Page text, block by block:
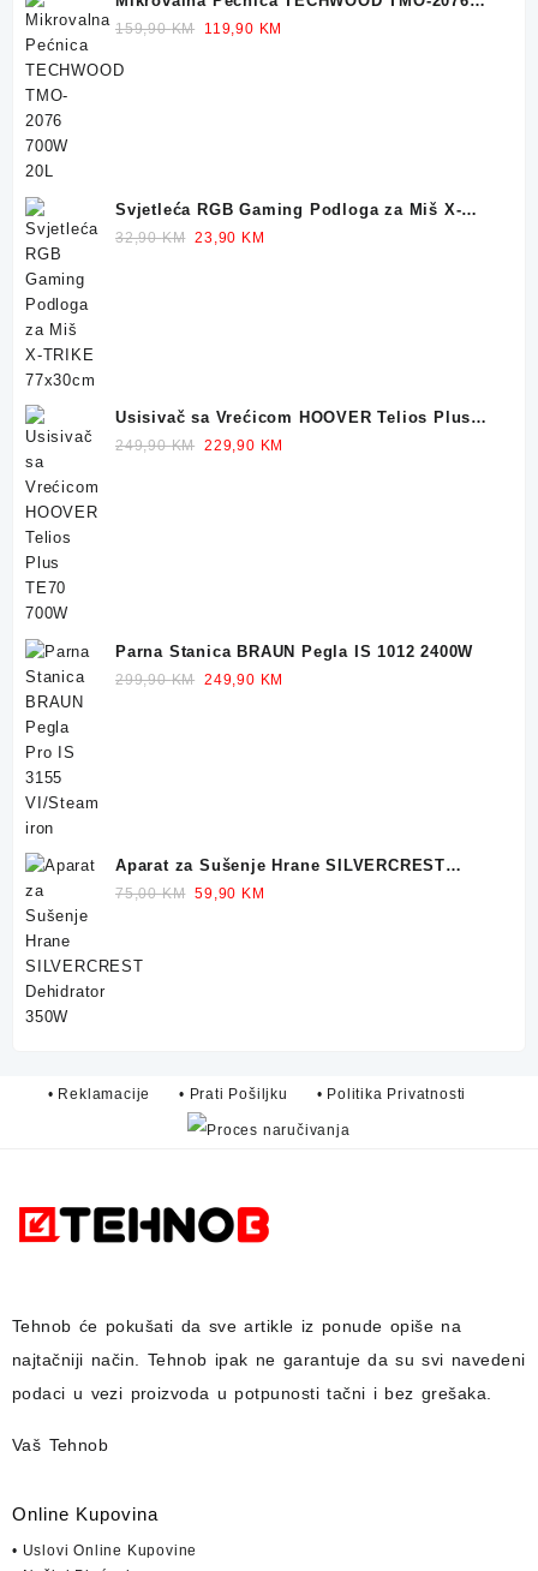
700W 20L
159,90KM
Original
119,90 KM
Svjetleća RGB Gaming Podloga za Miš X-
TRIKE 77x30cm
32,90KM Original
23,90 KM
Usisivač sa Vrećicom HOOVER Telios Plus
TE70 700W
249,90KM Original
229,90 KM
Parna Stanica BRAUN Pegla IS 1012 2400W
299,90KM Original
249,90 KM
Aparat za Sušenje Hrane SILVERCREST
Dehidrator 350W
75,00KM Original
59,90 KM
• Reklamacije • Prati Pošiljku • Politika Privatnosti
Tehnob će pokušati da sve artikle iz ponude opiše na
najtačniji način. Tehnob ipak ne garantuje da su svi navedeni
podaci u vezi proizvoda u potpunosti tačni i bez grešaka.
Vaš Tehnob
Online Kupovina
• Uslovi Online Kupovine